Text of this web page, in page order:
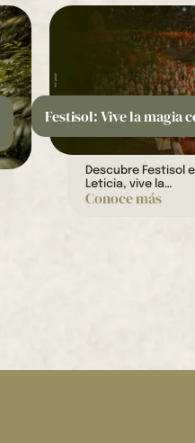
Festisol: Vive la magia
Descubre Festisol
Leticia, vive la…
Conoce más